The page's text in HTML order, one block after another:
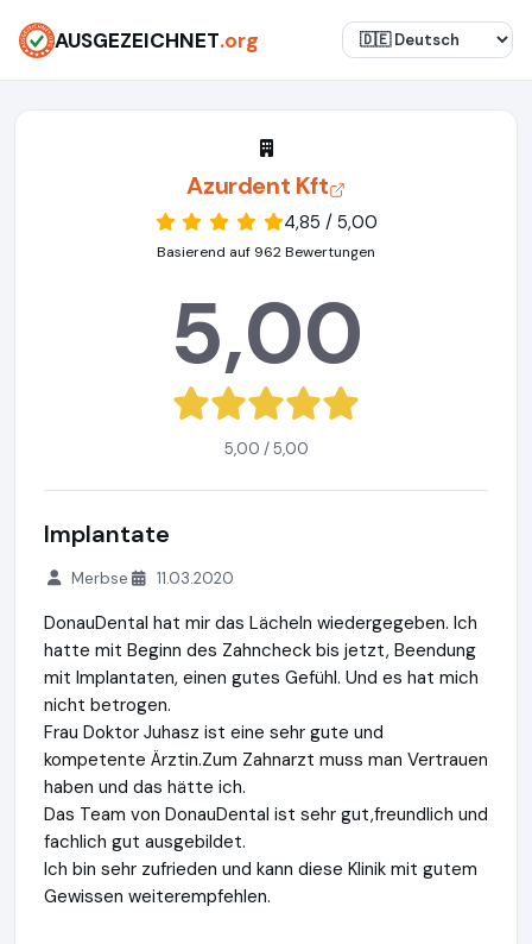
AUSGEZEICHNET.org
Azurdent Kft
4,85 / 5,00
Basierend auf 962 Bewertungen
5,00
5,00 / 5,00
Implantate
Merbse 11.03.2020
DonauDental hat mir das Lächeln wiedergegeben. Ich
hatte mit Beginn des Zahncheck bis jetzt, Beendung
mit Implantaten, einen gutes Gefühl. Und es hat mich
nicht betrogen.
Frau Doktor Juhasz ist eine sehr gute und
kompetente Ärztin.Zum Zahnarzt muss man Vertrauen
haben und das hätte ich.
Das Team von DonauDental ist sehr gut,freundlich und
fachlich gut ausgebildet.
Ich bin sehr zufrieden und kann diese Klinik mit gutem
Gewissen weiterempfehlen.